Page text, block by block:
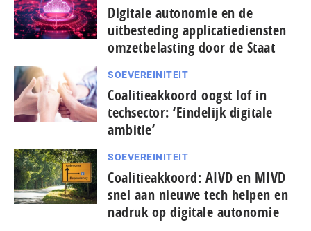
Digitale autonomie en de
uitbesteding applicatiediensten
omzetbelasting door de Staat
SOEVEREINITEIT
Coalitieakkoord oogst lof in
techsector: ‘Eindelijk digitale
ambitie’
SOEVEREINITEIT
Coalitieakkoord: AIVD en MIVD
snel aan nieuwe tech helpen en
nadruk op digitale autonomie